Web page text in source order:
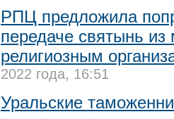
РПЦ предложила
передаче святынь из
религиозным
2022 года, 16:51
Уральские